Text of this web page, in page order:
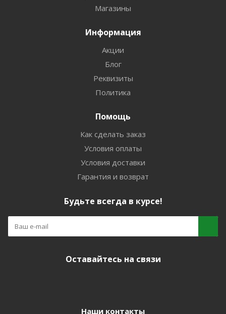
Магазины
Информация
Акции
Блог
Реквизиты
Политика
Помощь
Как сделать заказ
Условия оплаты
Условия доставки
Гарантия и возврат
Будьте всегда в курсе!
Оставайтесь на связи
Наши контакты